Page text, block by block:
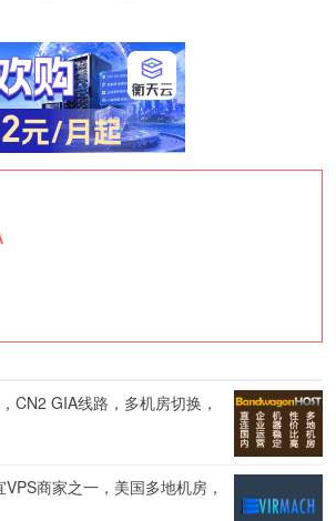
CN2 GIA线路，多机房切换，
VPS商家之一，美国多地机房，